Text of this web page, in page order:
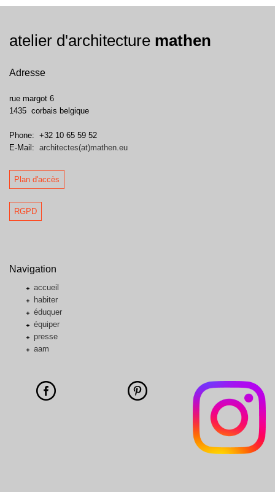
atelier d'architecture mathen
Adresse
rue margot 6
1435 corbais belgique
Phone: +32 10 65 59 52
E-Mail: architectes(at)mathen.eu
Plan d'accès
RGPD
Navigation
accueil
habiter
éduquer
équiper
presse
aam